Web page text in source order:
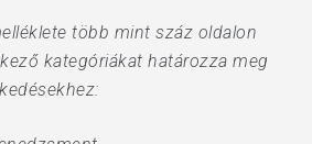
több mint száz oldalon
kategóriákat határozza meg